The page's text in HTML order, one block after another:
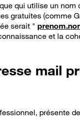
qui utilise un nom
gratuites (comme
serait "
et la
mail
présente